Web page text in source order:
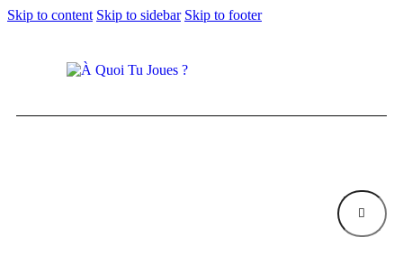
Skip to content Skip to sidebar Skip to footer